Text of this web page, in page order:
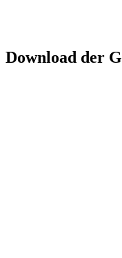
Download der